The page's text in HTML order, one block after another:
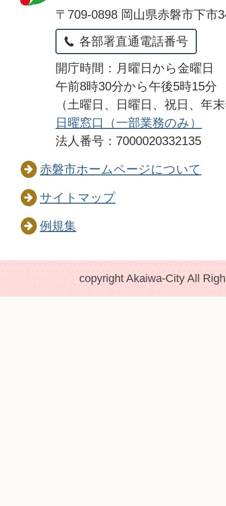
〒709-0898 岡山県赤磐市下市
各部署直通電話番号
開庁時間：月曜日から金曜日
午前8時30分から午後5時15分
（土曜日、日曜日、祝日、年
日曜窓口（一部業務のみ）
法人番号：7000020332135
赤磐市ホームページについて
サイトマップ
例規集
copyright Akaiwa-City All